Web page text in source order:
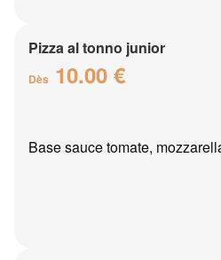
Pizza al tonno junior
Dès 10.00 €
Base sauce tomate,